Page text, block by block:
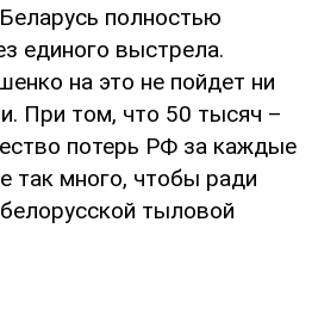
полностью
единого выстрела.
на это не пойдет ни
При том, что 50 тысяч –
потерь РФ за каждые
так много, чтобы ради
тыловой